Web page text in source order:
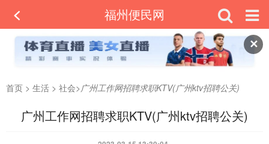
✕
福州便民网
首页 > 生活 > 社会>广州工作网招聘求职KTV(广州ktv招聘公关)
广州工作网招聘求职KTV(广州ktv招聘公关)